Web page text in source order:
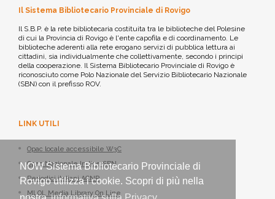
NOW Sistema Bibliotecario Provinciale di
Rovigo utilizza i cookie. Scopri di più nella
Il Sistema Bibliotecario Provinciale di Rovigo
Il S.B.P. è la rete bibliotecaria costituita tra le biblioteche del Polesine
di cui la Provincia di Rovigo è l'ente capofila e di coordinamento. Le
biblioteche aderenti alla rete erogano servizi di pubblica lettura ai
cittadini, sia individualmente che collettivamente, secondo i principi
della cooperazione. Il Sistema Bibliotecario Provinciale di Rovigo è
riconosciuto come Polo Nazionale del Servizio Bibliotecario Nazionale
(SBN) con il prefisso ROV.
LINK UTILI
Opac locale accessibile W3C
Opac Nazionale Indice SBN
Periodici italiani ACNP
MLOL Media Library On Line